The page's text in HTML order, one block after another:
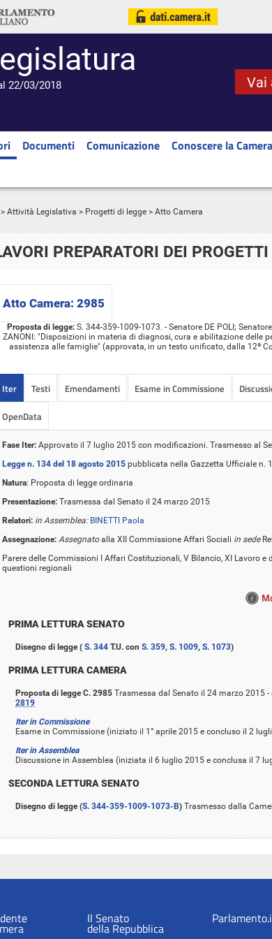
22/03/2018 Vai
Documenti Comunicazione Conoscere la Camera
> Attività Legislativa > Progetti di legge > Atto Camera
PREPARATORI DEI
Atto Camera: 2985
Proposta di legge: S. 344-359-1009-1073. - Senatore DE POLI;
ZANONI: "Disposizioni in materia di diagnosi, cura e abilitazione delle
assistenza alle famiglie" (approvata, in un testo unificato, dalla 12ª
Iter Testi Emendamenti Esame in Commissione
OpenData
Fase Iter: Approvato il 7 luglio 2015 con modificazioni. Trasmesso al
Legge n. 134 del 18 agosto 2015 pubblicata nella Gazzetta Ufficiale n.
Natura: Proposta di legge ordinaria
Presentazione: Trasmessa dal Senato il 24 marzo 2015
Relatori: in Assemblea: BINETTI Paola
Assegnazione: Assegnatoalla XII Commissione Affari Sociali in sede
Parere delle Commissioni I Affari Costituzionali, V Bilancio, XI Lavoro
questioni regionali
PRIMA LETTURA SENATO
Disegno di legge ( S. 344 T.U. con S. 359, S. 1009, S. 1073)
PRIMA LETTURA CAMERA
Proposta di legge C. 2985 Trasmessa dal Senato il 24 marzo 2015
2819
Iter in Commissione
Esame in Commissione (iniziato il 1° aprile 2015 e concluso il 2
Iter in Assemblea
Discussione in Assemblea (iniziata il 6 luglio 2015 e conclusa il 7
SECONDA LETTURA SENATO
Disegno di legge (S. 344-359-1009-1073-B) Trasmesso dalla
Il Senato
della Repubblica